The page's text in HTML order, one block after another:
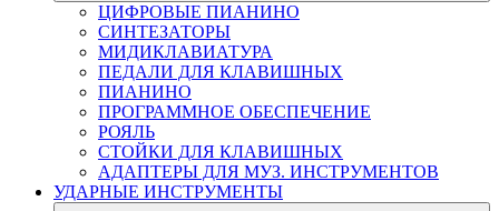
ЦИФРОВЫЕ ПИАНИНО
СИНТЕЗАТОРЫ
МИДИКЛАВИАТУРА
ПЕДАЛИ ДЛЯ КЛАВИШНЫХ
ПИАНИНО
ПРОГРАММНОЕ ОБЕСПЕЧЕНИЕ
РОЯЛЬ
СТОЙКИ ДЛЯ КЛАВИШНЫХ
АДАПТЕРЫ ДЛЯ МУЗ. ИНСТРУМЕНТОВ
УДАРНЫЕ ИНСТРУМЕНТЫ